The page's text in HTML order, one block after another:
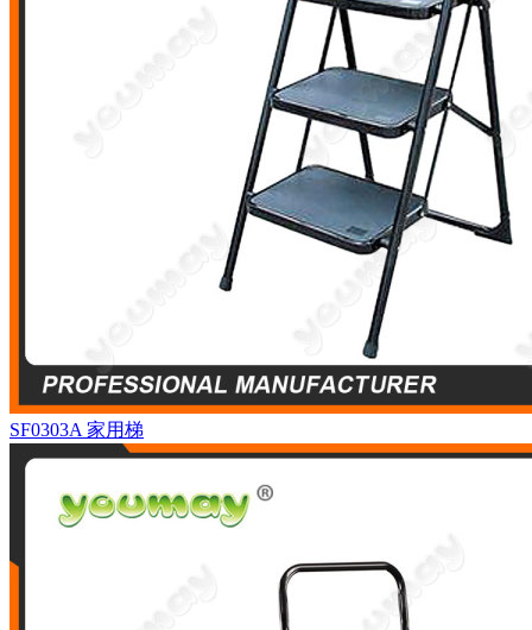
SF0303A 家用梯